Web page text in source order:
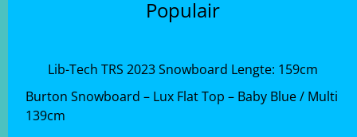
Populair
Lib-Tech TRS 2023 Snowboard Lengte: 159cm
Burton Snowboard – Lux Flat Top – Baby Blue / Multi
139cm